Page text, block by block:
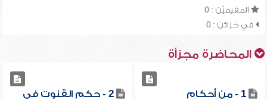
المقيميّن : 0
في خزائن : 0
المحاضرة مجزأة
1 - من أحكام
2 - حكم القنوت في